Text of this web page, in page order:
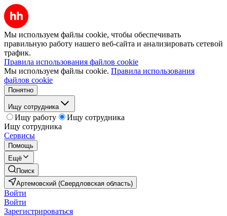
Мы используем файлы cookie, чтобы обеспечивать
правильную работу нашего веб-сайта и анализировать сетевой
трафик.
Правила использования файлов cookie
Мы используем файлы cookie. Правила использования
файлов cookie
Понятно
Ищу сотрудника
Ищу работу
Ищу сотрудника
Ищу сотрудника
Сервисы
Помощь
Ещё
Поиск
Артемовский (Свердловская область)
Войти
Войти
Зарегистрироваться